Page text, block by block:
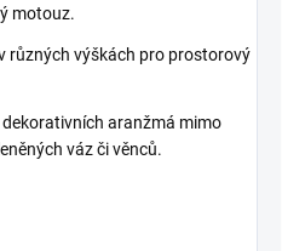
motouz.
různých výškách pro prostorový
aranžmá mimo
váz či věnců.